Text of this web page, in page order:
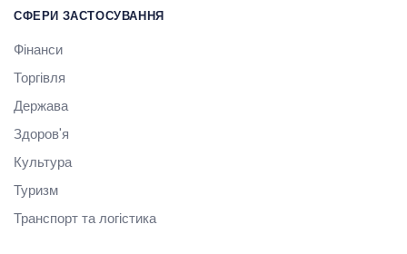
СФЕРИ ЗАСТОСУВАННЯ
Фінанси
Торгівля
Держава
Здоров'я
Культура
Туризм
Транспорт та логістика